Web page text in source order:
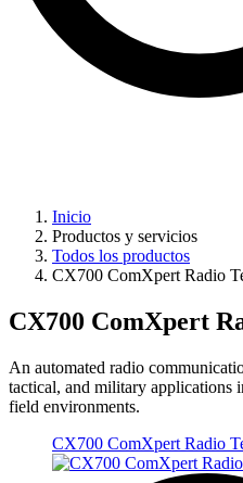
Inicio
Productos y servicios
Todos los productos
CX700 ComXpert Radio
CX700 ComXpert
An automated radio
tactical, and military applications
field environments.
CX700 ComXpert Radio